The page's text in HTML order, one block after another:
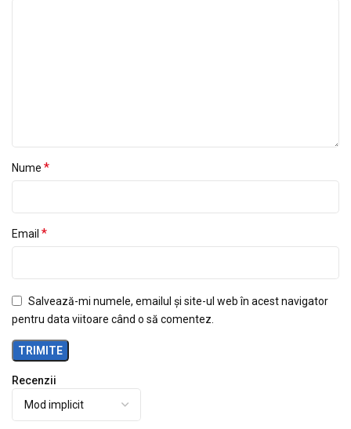
Recenzii
Nume *
Email *
Salvează-mi numele, emailul și site-ul web în acest navigator
pentru data viitoare când o să comentez.